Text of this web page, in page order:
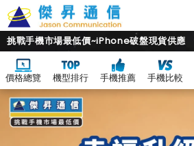
挑戰手機市場最低價~iPhone破盤現貨供應
價格總覽 機型排行 手機推薦 手機比較